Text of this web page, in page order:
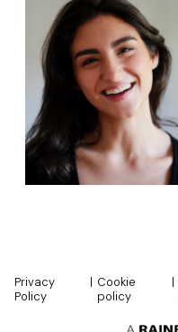
Privacy
Policy
| Cookie
policy
|